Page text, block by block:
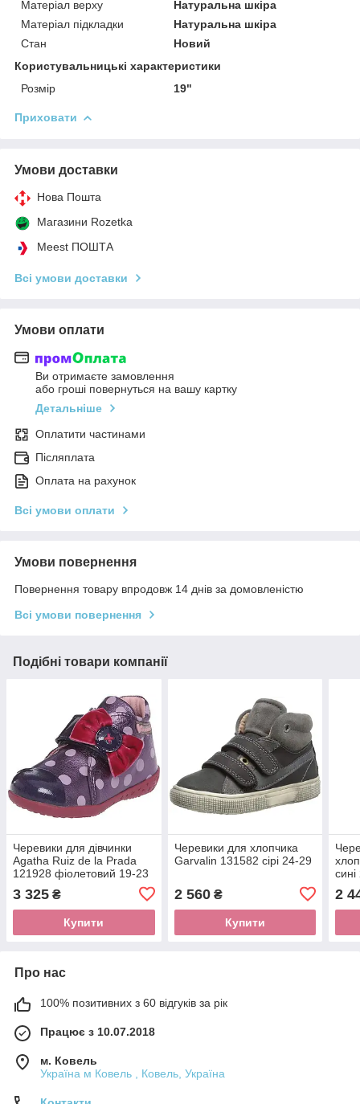
Матеріал верху
Натуральна шкіра
Матеріал підкладки
Натуральна шкіра
Стан
Новий
Користувальницькі характеристики
Розмір
19"
Приховати
Умови доставки
Нова Пошта
Магазини Rozetka
Meest ПОШТА
Всі умови доставки
Умови оплати
Ви отримаєте замовлення
або гроші повернуться на вашу картку
Детальніше
Оплатити частинами
Післяплата
Оплата на рахунок
Всі умови оплати
Умови повернення
Повернення товару впродовж 14 днів за домовленістю
Всі умови повернення
Подібні товари компанії
Черевики для дівчинки
Agatha Ruiz de la Prada
121928 фіолетовий 19-23
3 325 ₴
Купити
Черевики для хлопчика
Garvalin 131582 сірі 24-29
2 560₴
Купити
2
Про нас
100% позитивних з 60 відгуків за рік
Працює з 10.07.2018
м. Ковель
Україна м Ковель , Ковель, Україна